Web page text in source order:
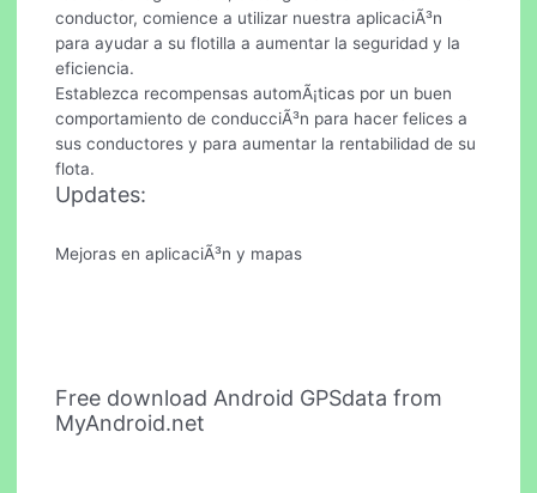
conductor, comience a utilizar nuestra aplicaciÃ³n
para ayudar a su flotilla a aumentar la seguridad y la
eficiencia.
Establezca recompensas automÃ¡ticas por un buen
comportamiento de conducciÃ³n para hacer felices a
sus conductores y para aumentar la rentabilidad de su
flota.
Updates:
Mejoras en aplicaciÃ³n y mapas
Free download Android GPSdata from
MyAndroid.net